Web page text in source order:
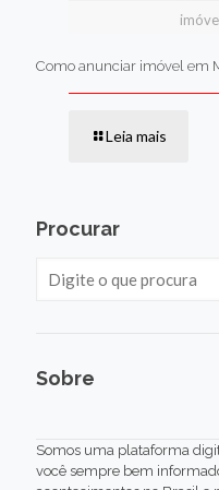
Como anunciar imóvel em
Leia mais
Procurar
Sobre
Somos uma plataforma
você sempre bem